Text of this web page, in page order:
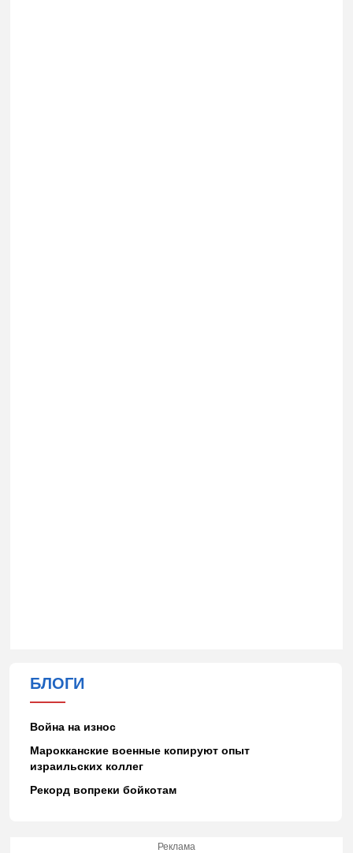
БЛОГИ
Война на износ
Марокканские военные копируют опыт
израильских коллег
Рекорд вопреки бойкотам
Реклама